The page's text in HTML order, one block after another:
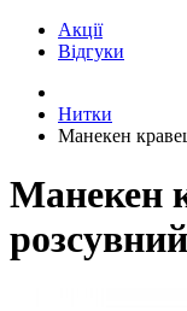
Акції
Відгуки
Нитки
Манекен
Манекен